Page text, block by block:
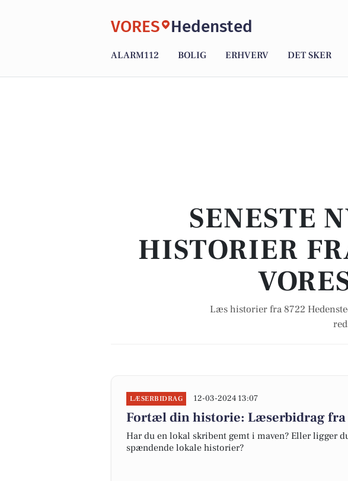
VORES Hedensted
ALARM112 BOLIG ERHVERV DET SKER
SENESTE
HISTORIER
Læs historier fra 8722
LÆSERBIDRAG 12-03-2024 13:07
Fortæl din historie: Læserbidrag fra
Har du en lokal skribent gemt i maven? Eller ligger
spændende lokale historier?